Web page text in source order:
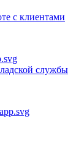
с клиентами
службы